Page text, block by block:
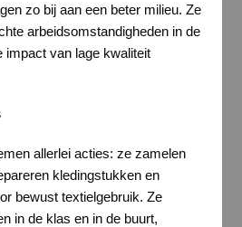
zo bij aan een beter milieu. Ze
arbeidsomstandigheden in de
impact van lage kwaliteit
allerlei acties: ze zamelen
kledingstukken en
bewust textielgebruik. Ze
in de klas en in de buurt,